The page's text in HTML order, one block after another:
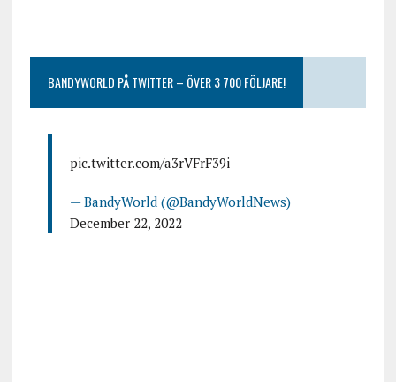
BANDYWORLD PÅ TWITTER – ÖVER 3 700 FÖLJARE!
pic.twitter.com/a3rVFrF39i
— BandyWorld (@BandyWorldNews)
December 22, 2022